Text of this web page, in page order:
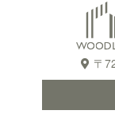
〒